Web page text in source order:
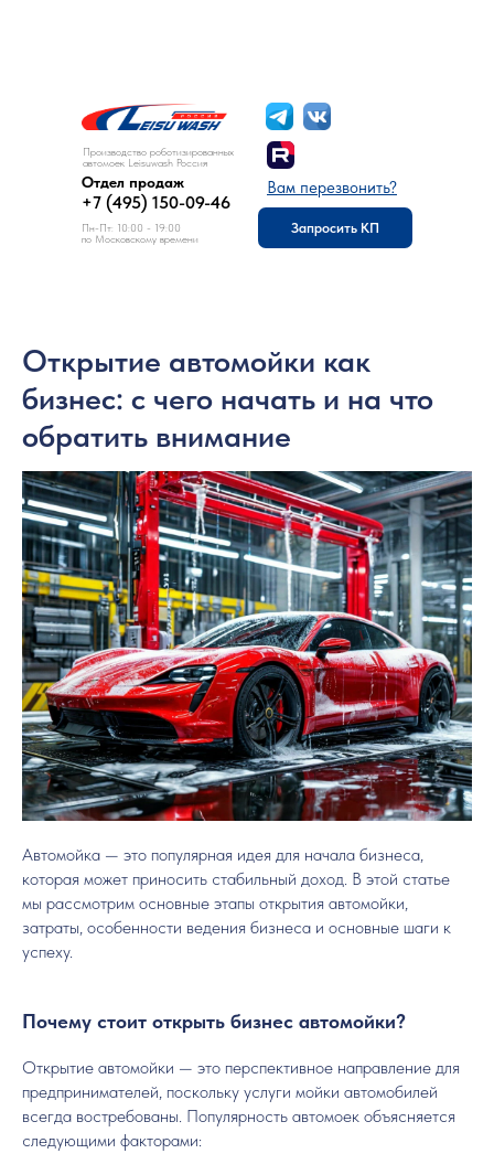
Производство роботизированных
автомоек Leisuwash Россия
+7 (495) 150-09-46
Отдел продаж
Пн-Пт: 10:00 - 19:00
по Московскому времени
Вам перезвонить?
Запросить КП
Открытие автомойки как
бизнес: с чего начать и на что
обратить внимание
Автомойка — это популярная идея для начала бизнеса,
которая может приносить стабильный доход. В этой статье
мы рассмотрим основные этапы открытия автомойки,
затраты, особенности ведения бизнеса и основные шаги к
успеху.
Почему стоит открыть бизнес автомойки?
Открытие автомойки — это перспективное направление для
предпринимателей, поскольку услуги мойки автомобилей
всегда востребованы. Популярность автомоек объясняется
следующими факторами: